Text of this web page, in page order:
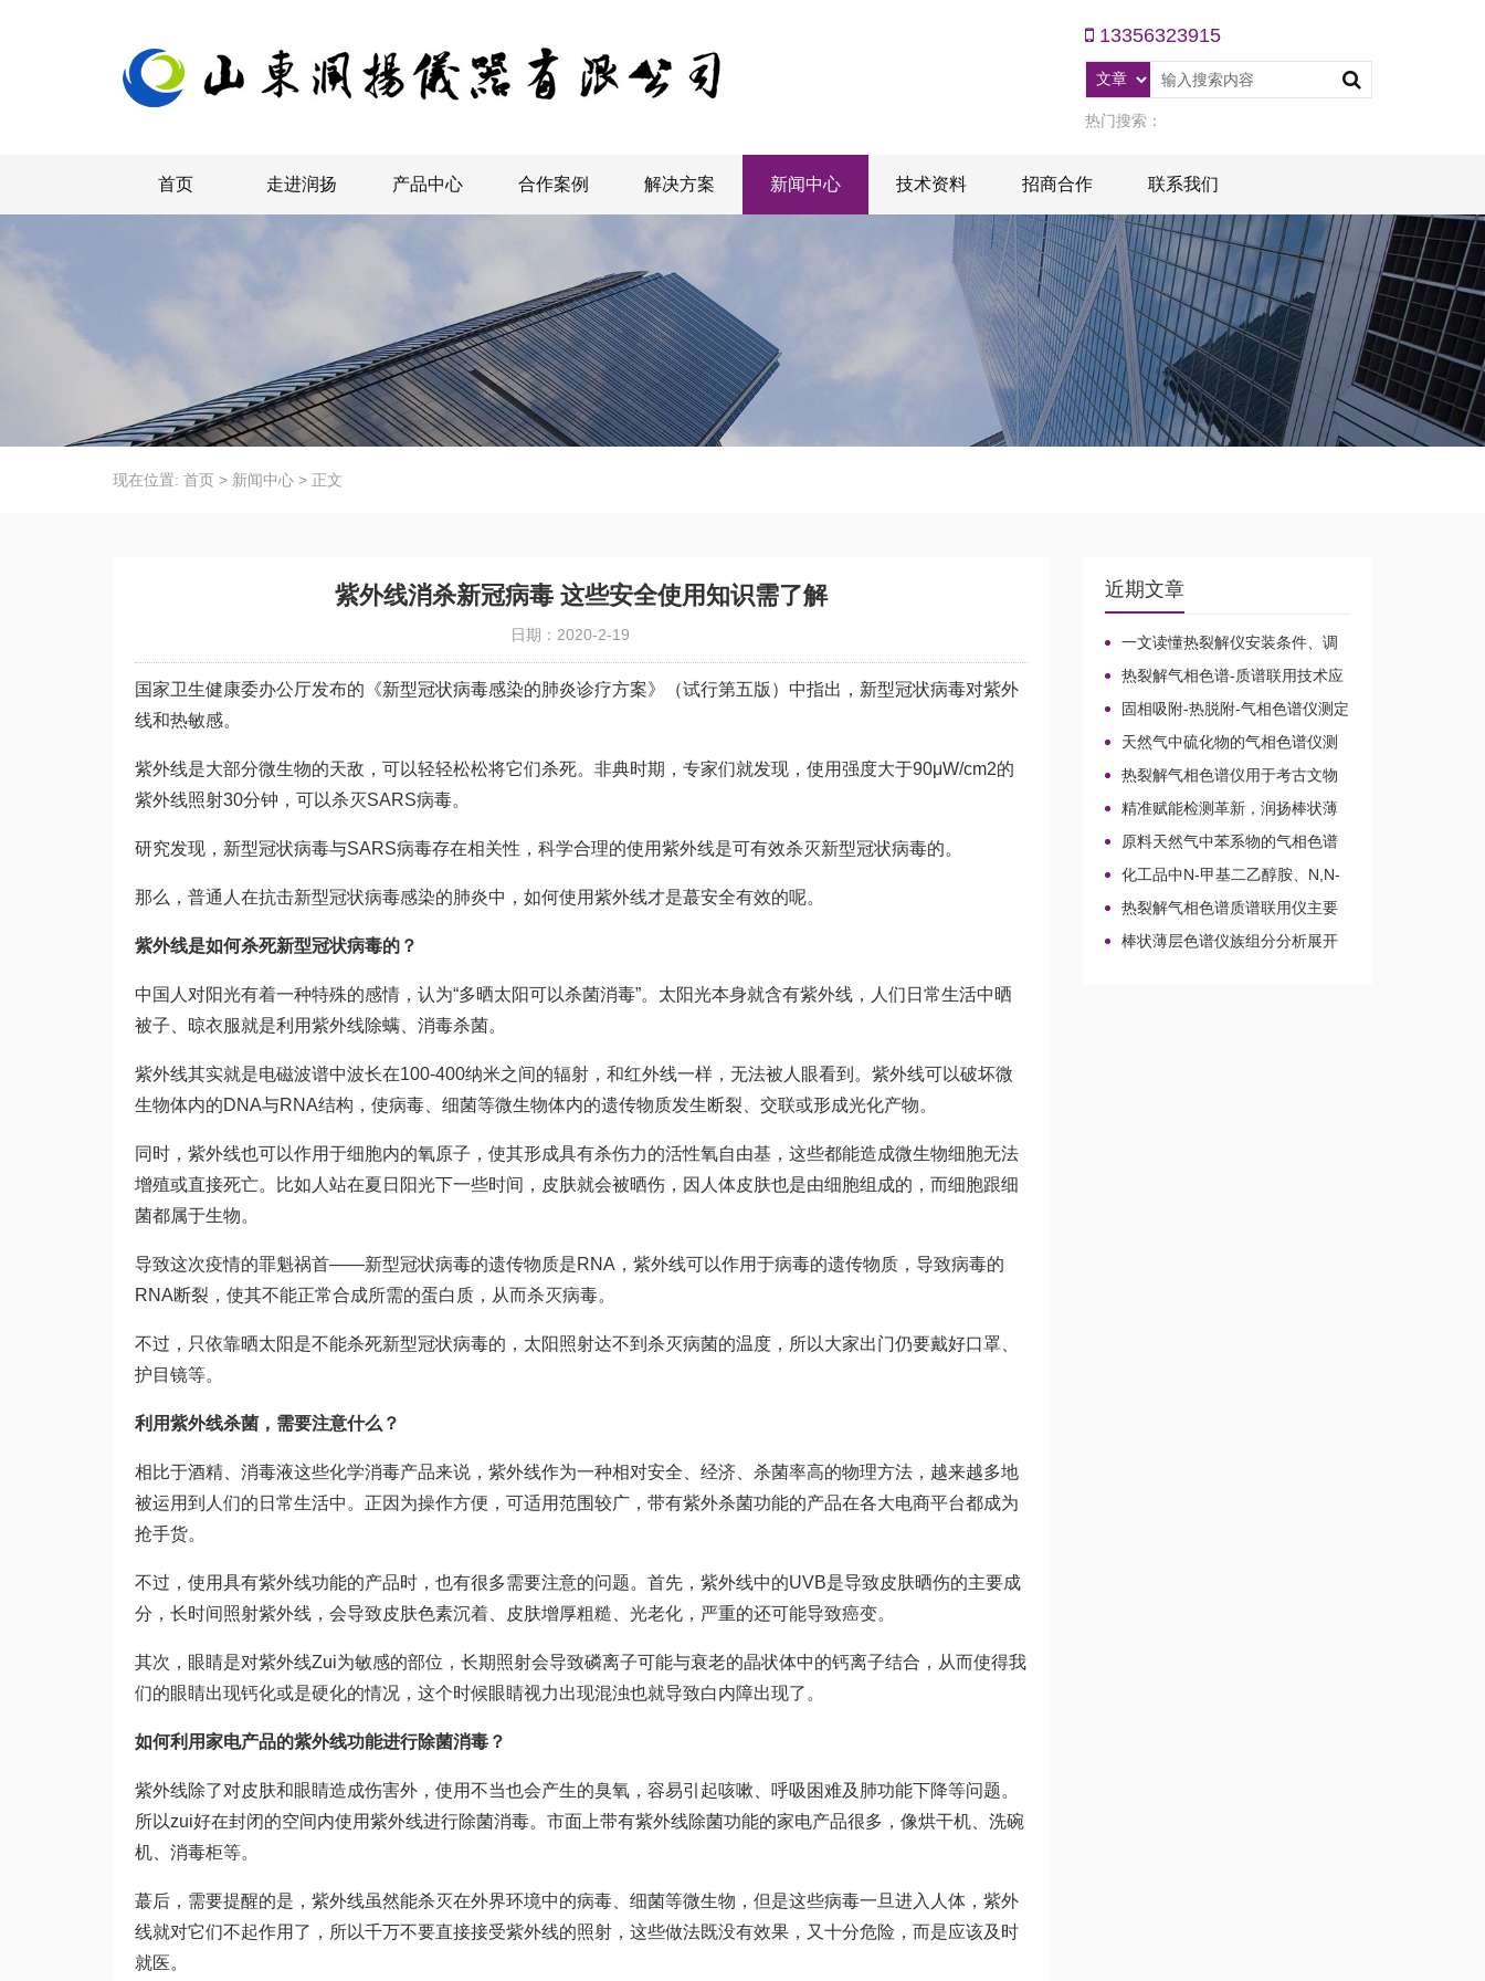
13356323915
热门搜索：
首页 走进润扬 产品中心 合作案例 解决方案 新闻中心 技术资料 招商合作 联系我们
现在位置: 首页 > 新闻中心 > 正文
紫外线消杀新冠病毒 这些安全使用知识需了解
日期：2020-2-19
国家卫生健康委办公厅发布的《新型冠状病毒感染的肺炎诊疗方案》（试行第五版）中指出，新型冠状病毒对紫外
线和热敏感。
紫外线是大部分微生物的天敌，可以轻轻松松将它们杀死。非典时期，专家们就发现，使用强度大于90μW/cm2的
紫外线照射30分钟，可以杀灭SARS病毒。
研究发现，新型冠状病毒与SARS病毒存在相关性，科学合理的使用紫外线是可有效杀灭新型冠状病毒的。
那么，普通人在抗击新型冠状病毒感染的肺炎中，如何使用紫外线才是蕞安全有效的呢。
紫外线是如何杀死新型冠状病毒的？
中国人对阳光有着一种特殊的感情，认为“多晒太阳可以杀菌消毒”。太阳光本身就含有紫外线，人们日常生活中晒
被子、晾衣服就是利用紫外线除螨、消毒杀菌。
紫外线其实就是电磁波谱中波长在100-400纳米之间的辐射，和红外线一样，无法被人眼看到。紫外线可以破坏微
生物体内的DNA与RNA结构，使病毒、细菌等微生物体内的遗传物质发生断裂、交联或形成光化产物。
同时，紫外线也可以作用于细胞内的氧原子，使其形成具有杀伤力的活性氧自由基，这些都能造成微生物细胞无法
增殖或直接死亡。比如人站在夏日阳光下一些时间，皮肤就会被晒伤，因人体皮肤也是由细胞组成的，而细胞跟细
菌都属于生物。
导致这次疫情的罪魁祸首——新型冠状病毒的遗传物质是RNA，紫外线可以作用于病毒的遗传物质，导致病毒的
RNA断裂，使其不能正常合成所需的蛋白质，从而杀灭病毒。
不过，只依靠晒太阳是不能杀死新型冠状病毒的，太阳照射达不到杀灭病菌的温度，所以大家出门仍要戴好口罩、
护目镜等。
利用紫外线杀菌，需要注意什么？
相比于酒精、消毒液这些化学消毒产品来说，紫外线作为一种相对安全、经济、杀菌率高的物理方法，越来越多地
被运用到人们的日常生活中。正因为操作方便，可适用范围较广，带有紫外杀菌功能的产品在各大电商平台都成为
抢手货。
不过，使用具有紫外线功能的产品时，也有很多需要注意的问题。首先，紫外线中的UVB是导致皮肤晒伤的主要成
分，长时间照射紫外线，会导致皮肤色素沉着、皮肤增厚粗糙、光老化，严重的还可能导致癌变。
其次，眼睛是对紫外线Zui为敏感的部位，长期照射会导致磷离子可能与衰老的晶状体中的钙离子结合，从而使得我
们的眼睛出现钙化或是硬化的情况，这个时候眼睛视力出现混浊也就导致白内障出现了。
如何利用家电产品的紫外线功能进行除菌消毒？
紫外线除了对皮肤和眼睛造成伤害外，使用不当也会产生的臭氧，容易引起咳嗽、呼吸困难及肺功能下降等问题。
所以zui好在封闭的空间内使用紫外线进行除菌消毒。市面上带有紫外线除菌功能的家电产品很多，像烘干机、洗碗
机、消毒柜等。
蕞后，需要提醒的是，紫外线虽然能杀灭在外界环境中的病毒、细菌等微生物，但是这些病毒一旦进入人体，紫外
线就对它们不起作用了，所以千万不要直接接受紫外线的照射，这些做法既没有效果，又十分危险，而是应该及时
就医。
近期文章
一文读懂热裂解仪安装条件、调
试流程及使用操作规范
热裂解气相色谱-质谱联用技术应
用于贝叶经木质纤维素的微生物降
解机理
固相吸附-热脱附-气相色谱仪测定
无组织排放空气中15种乙酸酯类化
合物的含量
天然气中硫化物的气相色谱仪测
定方法比较及分析方法新技术
热裂解气相色谱仪用于考古文物
鉴定和古建筑材料分析
精准赋能检测革新，润扬棒状薄
层色谱仪铸就国产分析新标杆
原料天然气中苯系物的气相色谱
仪分析路线
化工品中N-甲基二乙醇胺、N,N-
二甲基乙醇胺、N-乙基二乙醇胺和
三乙醇胺的气相色谱仪测定
热裂解气相色谱质谱联用仪主要
应用领域
棒状薄层色谱仪族组分分析展开